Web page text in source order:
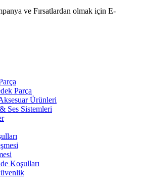
ve Fırsatlardan olmak için E-
Parça
Ürünleri
Ses Sistemleri
Koşulları